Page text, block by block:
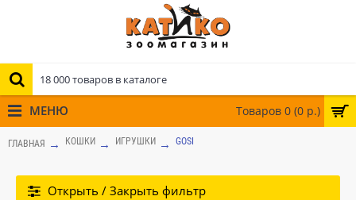
Товаров 0 (0 р.)
МЕНЮ
ГЛАВНАЯ КОШКИ ИГРУШКИ GOSI
Открыть / Закрыть фильтр